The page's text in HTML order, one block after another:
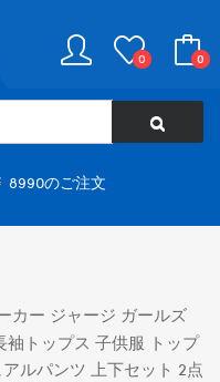
0 0
8990のご注文
カー ジャージ ガールズ
トップス 子供服 トップ
ルパンツ 上下セット 2点